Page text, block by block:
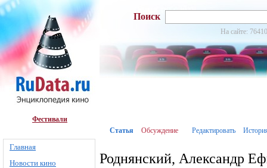
Фестивали
Главная
Новости кино
Поиск
На сайте:
Статья Обсуждение Редактировать
Роднянский, Александр